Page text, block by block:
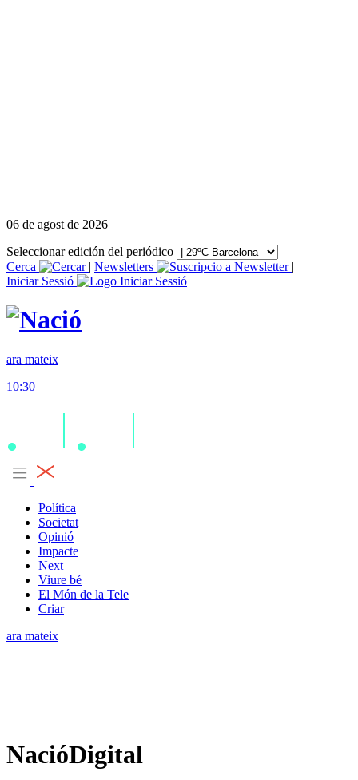
06 de agost de 2026
Seleccionar edición del periódico
Cerca
| Newsletters
|
Iniciar Sessió
ara mateix
10:30
Política
Societat
Opinió
Impacte
Next
Viure bé
El Món de la Tele
Criar
ara mateix
NacióDigital